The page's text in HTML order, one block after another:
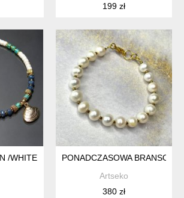
199 zł
/WHITE SEASHELL/ 23.06.25/
PONADCZASOWA
Artseko
380 zł